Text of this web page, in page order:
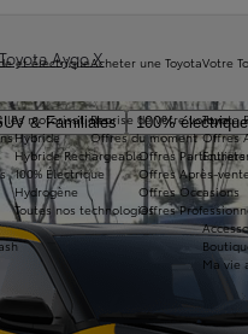
& Familiales 100%
et électrique
les motorisations
Hybride
Hybride Rechargeable
100% Électrique
Hydrogène
Toutes nos technologies
Acheter une Toyota
Reprise de votre voiture
Offres du moment
Offres Particuliers
Offres Après-
Offres Occasions
Offres
Votre
Toyota
Offres
Ma vie
Toyota Aygo X